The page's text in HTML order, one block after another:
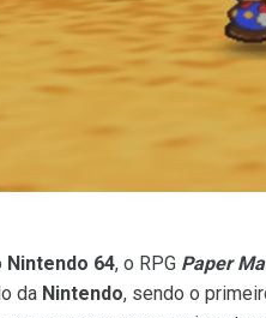
Nintendo 64, o RPG Paper
da Nintendo, sendo o